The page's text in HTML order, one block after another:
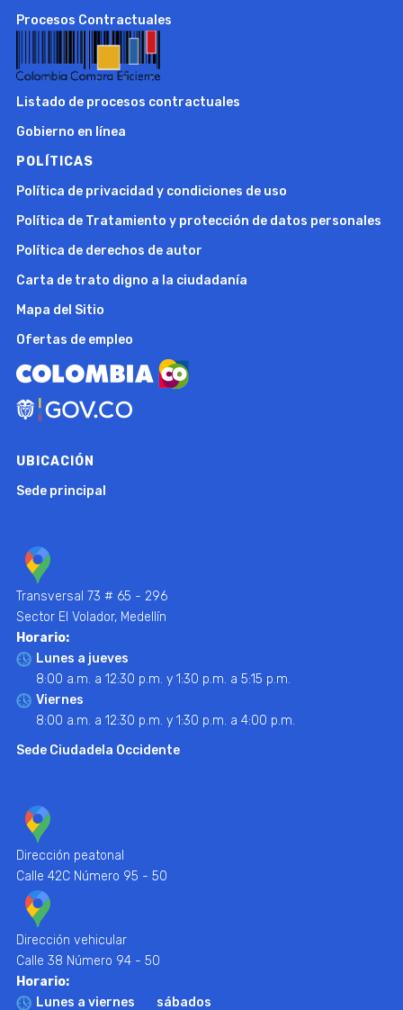
Procesos Contractuales
Listado de procesos contractuales
Gobierno en línea
POLÍTICAS
Política de privacidad y condiciones de uso
Política de Tratamiento y protección de datos personales
Política de derechos de autor
Carta de trato digno a la ciudadanía
Mapa del Sitio
Ofertas de empleo
UBICACIÓN
Sede principal
Transversal 73 # 65 - 296
Sector El Volador, Medellín
Horario:
Lunes a jueves
8:00 a.m. a 12:30 p.m. y 1:30 p.m. a 5:15 p.m.
Viernes
8:00 a.m. a 12:30 p.m. y 1:30 p.m. a 4:00 p.m.
Sede Ciudadela Occidente
Dirección peatonal
Calle 42C Número 95 - 50
Dirección vehicular
Calle 38 Número 94 - 50
Horario:
Lunes a viernes
sábados